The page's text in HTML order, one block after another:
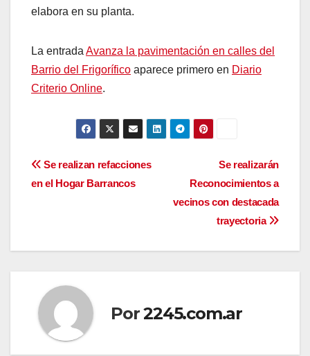
elabora en su planta.
La entrada Avanza la pavimentación en calles del
Barrio del Frigorífico aparece primero en Diario
Criterio Online.
Navegación
Se realizarán
Reconocimientos a
vecinos con destacada
trayectoria
Se realizan refacciones
en el Hogar Barrancos
Por2245.com.ar